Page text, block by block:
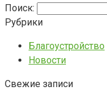
Поиск:
Рубрики
Благоустройство
Новости
Свежие записи